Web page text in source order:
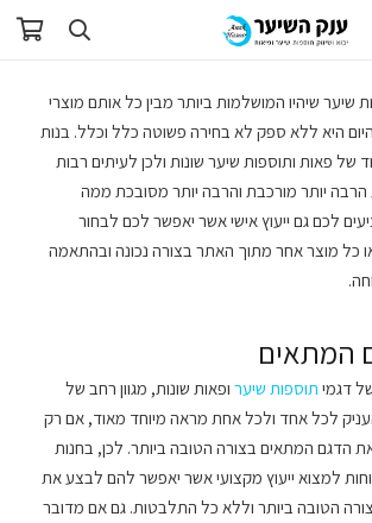
שיער שיהיו המושלמות ביותר מבין כל אותם מוצרי
היא ללא ספק לא בחירה פשוטה כלל וכלל. בנות
של פאות ותוספות שיער שונות ולכן לעיתים רבות
הרבה יותר מורכבת והרבה יותר מסובכת ממה
לכם גם ייעוץ אישי אשר יאפשר לכם לבחור
כל מוצר אחר מתוך האתר בצורה נכונה ובהתאמה
המתאים
דגמי תוספות שיער ופאות שונות, מגוון רחב של
לכל אחד ולכל אחת מראה מיוחד מאוד, אם רק
הדגם המתאים בצורה הטובה ביותר. לכן, בחנות
למצוא ייעוץ מקצועי אשר יאפשר להם לבצע את
הטובה ביותר וללא כל התלבטות. גם אם מדובר